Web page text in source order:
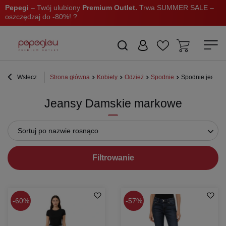
Pepegi – Twój ulubiony Premium Outlet. Trwa SUMMER SALE –
oszczędzaj do -80%! ?
Wstecz Strona główna Kobiety Odzież Spodnie Spodnie jeansy
Jeansy Damskie markowe
Sortuj po nazwie rosnąco
Filtrowanie
60% 57%